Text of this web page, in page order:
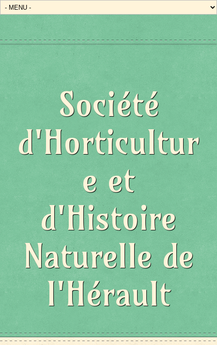
Société
d'Horticultur
e et
d'Histoire
Naturelle de
l'Hérault